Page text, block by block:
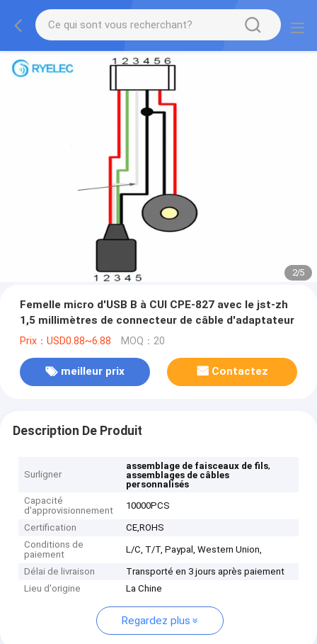
2/5
Femelle micro d'USB B à CUI CPE-827 avec le jst-zh
1,5 millimètres de connecteur de câble d'adaptateur
Prix：USD0.88~6.88 MOQ：20
meilleur prix Contactez
Description De Produit
Surligner
assemblage de faisceaux de fils,
assemblages de câbles
personnalisés
Capacité
d'approvisionnement
10000PCS
Certification
CE,ROHS
Conditions de
paiement
L/C, T/T, Paypal, Western Union,
Délai de livraison
Transporté en 3 jours après paiement
Lieu d'origine
La Chine
Regardez plus